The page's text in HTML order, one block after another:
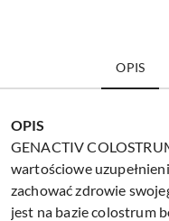
OPIS
OPIS
GENACTIV
wartościowe
zachować zdrowie
jest na bazie colostrum